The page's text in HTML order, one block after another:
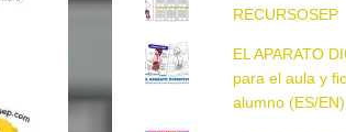
RECURSOSEP
EL APARATO
para el aula y
alumno (ES/EN)